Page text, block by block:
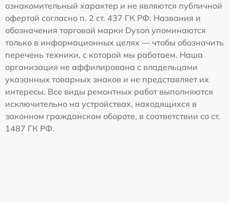
ознакомительный характер и не являются публичной
офертой согласно п. 2 ст. 437 ГК РФ. Названия и
обозначения торговой марки Dyson упоминаются
только в информационных целях — чтобы обозначить
перечень техники, с которой мы работаем. Наша
организация не аффилирована с владельцами
указанных товарных знаков и не представляет их
интересы. Все виды ремонтных работ выполняются
исключительно на устройствах, находящихся в
законном гражданском обороте, в соответствии со ст.
1487 ГК РФ.